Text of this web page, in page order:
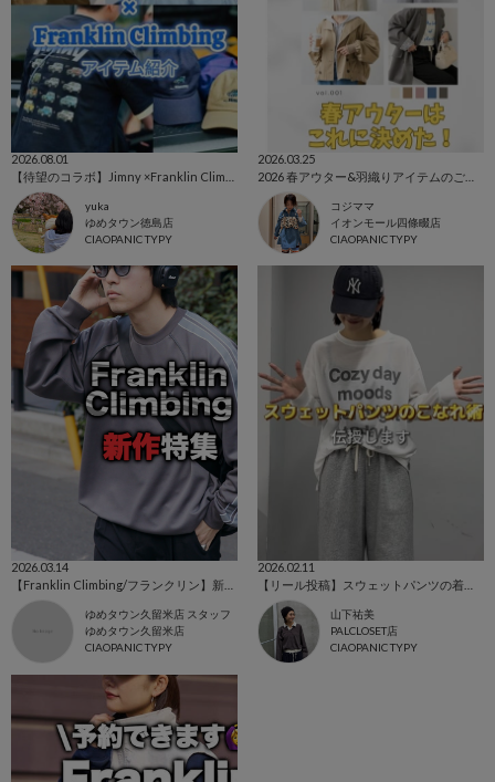
2026.08.01
yuka
ゆめタウン徳島店
CIAOPANIC TYPY
2026.03.25
2026 春アウター&羽織りアイテムのご紹介☆
コジママ
イオンモール四條畷店
CIAOPANIC TYPY
2026.03.14
ゆめタウン久留米店 スタッフ
ゆめタウン久留米店
CIAOPANIC TYPY
2026.02.11
【リール投稿】スウェットパンツの着こなし術✨
山下祐美
PALCLOSET店
CIAOPANIC TYPY